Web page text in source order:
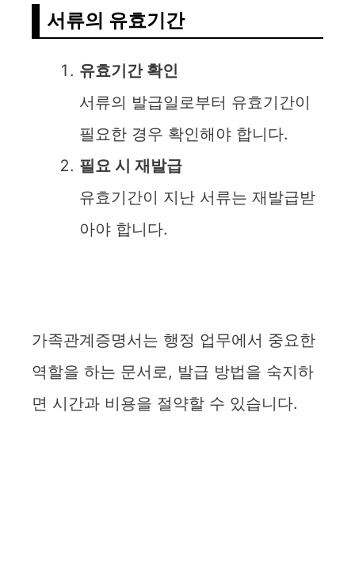
서류의 유효기간
유효기간 확인
서류의 발급일로부터 유효기간이
필요한 경우 확인해야 합니다.
필요 시 재발급
유효기간이 지난 서류는 재발급받
아야 합니다.
가족관계증명서는 행정 업무에서 중요한
역할을 하는 문서로, 발급 방법을 숙지하
면 시간과 비용을 절약할 수 있습니다.